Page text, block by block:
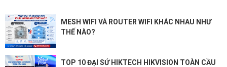
MESH WIFI VÀ ROUTER WIFI KHÁC NHAU NHƯ
THẾ NÀO?
TOP 10 ĐẠI SỨ HIKTECH HIKVISION TOÀN CẦU